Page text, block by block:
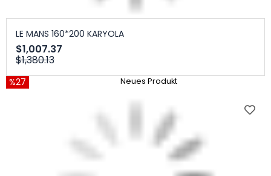
LE MANS 160*200 KARYOLA
$1,007.37
$1,380.13
%27 Neues Produkt